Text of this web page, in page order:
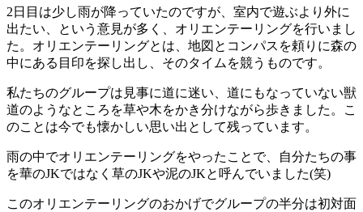
2日目は少し雨が降っていたのですが、室内で遊ぶより外に
出たい、という意見が多く、オリエンテーリングを行いまし
た。オリエンテーリングとは、地図とコンパスを頼りに森の
中にある目印を探し出し、そのタイムを競うものです。
私たちのグループは見事に道に迷い、道にもなっていない獣
道のようなところを草や木をかき分けながら歩きました。こ
のことは今でも懐かしい思い出として残っています。
雨の中でオリエンテーリングをやったことで、自分たちの事
を華のJKではなく草のJKや泥のJKと呼んでいました(笑)
このオリエンテーリングのおかげでグループの半分は初対面